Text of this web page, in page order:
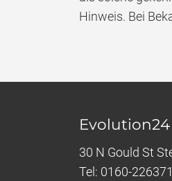
Hinweis. Bei
Evolution24
30 N Gould St
Tel: 0160-